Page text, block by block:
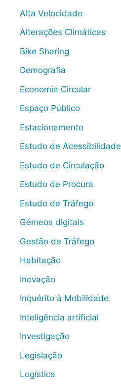
Alta Velocidade
Alterações Climáticas
Bike Sharing
Demografia
Economia Circular
Espaço Público
Estacionamento
Estudo de Acessibilidade
Estudo de Circulação
Estudo de Procura
Estudo de Tráfego
Gémeos digitais
Gestão de Tráfego
Habitação
Inovação
Inquérito à Mobilidade
Inteligência artificial
Investigação
Legislação
Logística